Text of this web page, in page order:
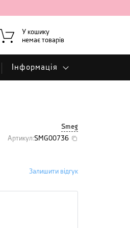
У кошику
немає товарів
Інформація
Smeg
Артикул:SMG00736
Залишити відгук